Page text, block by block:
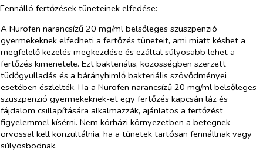
Fennálló fertőzések tüneteinek elfedése:
A Nurofen narancsízű 20 mg/ml belsőleges szuszpenzió
gyermekeknek elfedheti a fertőzés tüneteit, ami miatt késhet a
megfelelő kezelés megkezdése és ezáltal súlyosabb lehet a
fertőzés kimenetele. Ezt bakteriális, közösségben szerzett
tüdőgyulladás és a bárányhimlő bakteriális szövődményei
esetében észlelték. Ha a Nurofen narancsízű 20 mg/ml belsőleges
szuszpenzió gyermekeknek-et egy fertőzés kapcsán láz és
fájdalom csillapítására alkalmazzák, ajánlatos a fertőzést
figyelemmel kísérni. Nem kórházi környezetben a betegnek
orvossal kell konzultálnia, ha a tünetek tartósan fennállnak vagy
súlyosbodnak.